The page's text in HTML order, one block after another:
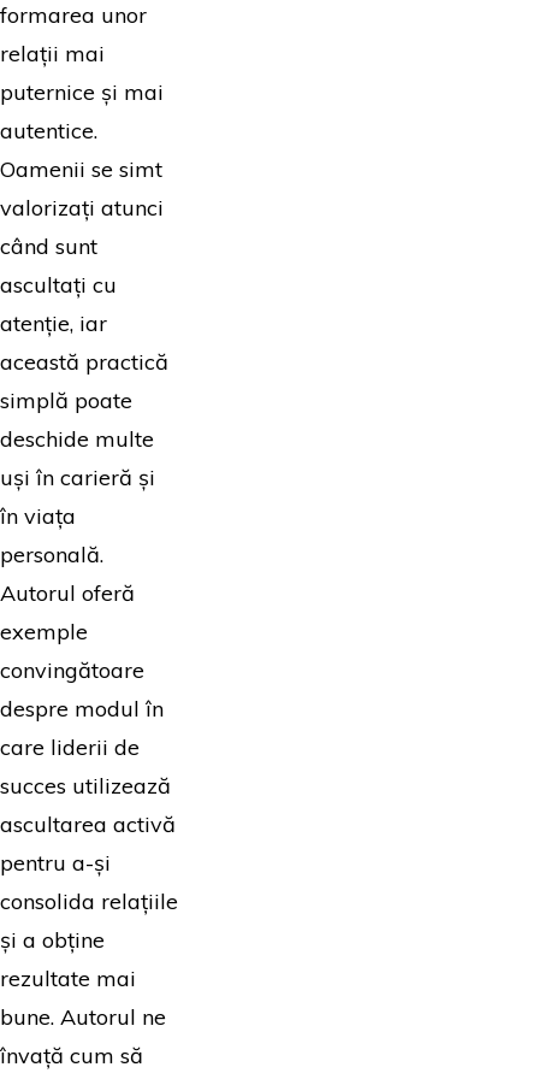
formarea unor
relații mai
puternice și mai
autentice.
Oamenii se simt
valorizați atunci
când sunt
ascultați cu
atenție, iar
această practică
simplă poate
deschide multe
uși în carieră și
în viața
personală.
Autorul oferă
exemple
convingătoare
despre modul în
care liderii de
succes utilizează
ascultarea activă
pentru a-și
consolida relațiile
și a obține
rezultate mai
bune. Autorul ne
învață cum să